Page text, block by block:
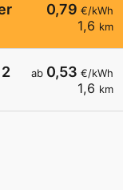
0,79 €/kWh
1,6 km
ab 0,53 €/kWh
1,6 km